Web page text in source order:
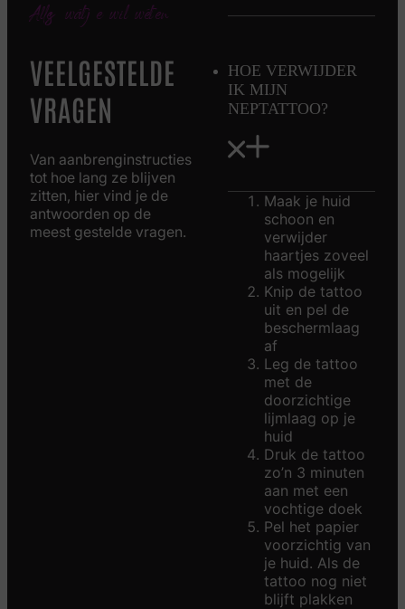
Alles wat je wil weten
VEELGESTELDE
VRAGEN
Van aanbrenginstructies
tot hoe lang ze blijven
zitten, hier vind je de
antwoorden op de
meest gestelde vragen.
HOE VERWIJDER
IK MIJN
NEPTATTOO?
Maak je huid
schoon en
verwijder
haartjes zoveel
als mogelijk
Knip de tattoo
uit en pel de
beschermlaag
af
Leg de tattoo
met de
doorzichtige
lijmlaag op je
huid
Druk de tattoo
zo’n 3 minuten
aan met een
vochtige doek
Pel het papier
voorzichtig van
je huid. Als de
tattoo nog niet
blijft plakken